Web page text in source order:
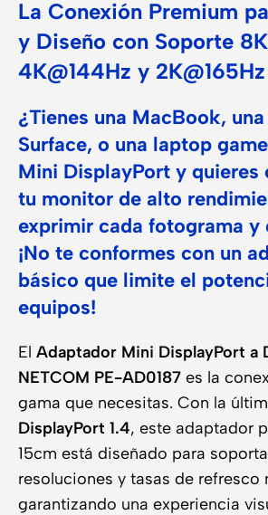
La Conexión Premium
y Diseño con Soporte
4K@144Hz y 2K@165Hz
¿Tienes una MacBook,
Surface, o una laptop
Mini DisplayPort y quieres
tu monitor de alto
exprimir cada fotograma y
¡No te conformes con un
básico que limite el
equipos!
El Adaptador Mini DisplayPort a
NETCOM PE-AD0187 es la
gama que necesitas. Con la
DisplayPort 1.4, este adaptador
15cm está diseñado para
resoluciones y tasas de refresco
garantizando una experiencia